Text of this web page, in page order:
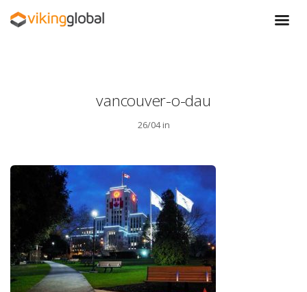
vancouver-o-dau
26/04 in